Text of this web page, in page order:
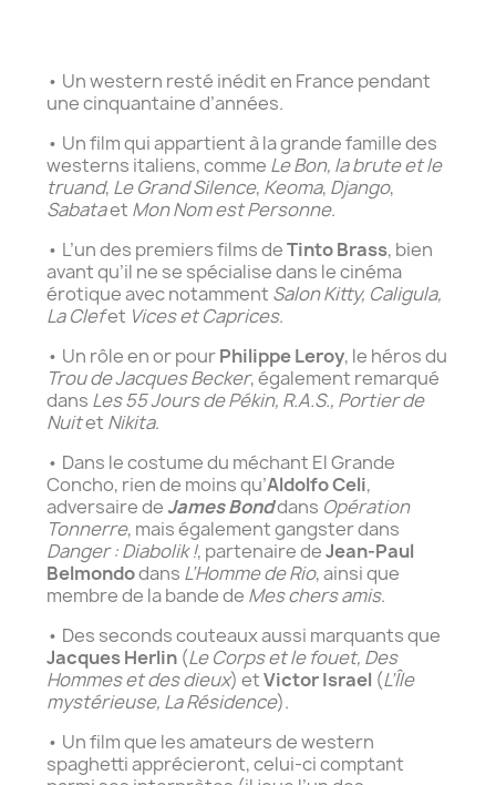
• Un western resté inédit en France pendant
une cinquantaine d’années.
• Un film qui appartient à la grande famille des
westerns italiens, comme Le Bon, la brute et le
truand, Le Grand Silence, Keoma, Django,
Sabataet Mon Nom est Personne.
• L’un des premiers films deTinto Brass, bien
avant qu’il ne se spécialise dans le cinéma
érotique avec notamment Salon Kitty, Caligula,
La Clefet Vices et Caprices.
• Un rôle en or pourPhilippe Leroy, le héros du
Trou de Jacques Becker, également remarqué
dans Les 55 Jours de Pékin, R.A.S., Portier de
Nuitet Nikita.
• Dans le costume du méchant El Grande
Concho, rien de moins qu’Aldolfo Celi,
adversaire de James Bonddans Opération
Tonnerre, mais également gangster dans
Danger : Diabolik !, partenaire deJean-Paul
Belmondodans L’Homme de Rio, ainsi que
membre de la bande de Mes chers amis.
• Des seconds couteaux aussi marquants que
Jacques Herlin (Le Corps et le fouet, Des
Hommes et des dieux) etVictor Israel (L’Île
mystérieuse, La Résidence).
• Un film que les amateurs de western
spaghetti apprécieront, celui-ci comptant